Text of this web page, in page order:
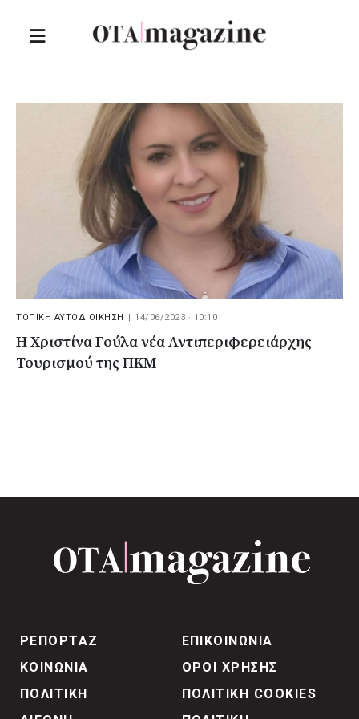
ΤΟΠΙΚΗ ΑΥΤΟΔΙΟΙΚΗΣΗ 14/06/2023 · 10:10
Η Χριστίνα Γούλα νέα Αντιπεριφερειάρχης
Τουρισμού της ΠΚΜ
ΡΕΠΟΡΤΑΖ
ΚΟΙΝΩΝΙΑ
ΠΟΛΙΤΙΚΗ
ΕΠΙΚΟΙΝΩΝΙΑ
ΟΡΟΙ ΧΡΗΣΗΣ
ΠΟΛΙΤΙΚΗ COOKIES